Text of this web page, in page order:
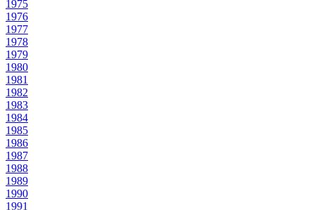
1975
1976
1977
1978
1979
1980
1981
1982
1983
1984
1985
1986
1987
1988
1989
1990
1991